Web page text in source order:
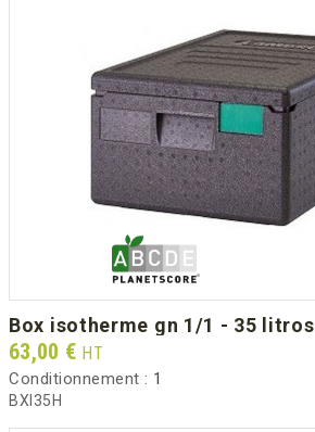
box isotherme gn 1/1 - 35 litros
Prix
63,00 € HT
Conditionnement : 1
BXI35H